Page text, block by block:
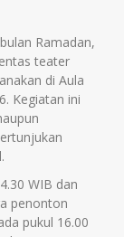
Ramadan,
teater
di Aula
Kegiatan ini
WIB dan
penonton
pukul 16.00